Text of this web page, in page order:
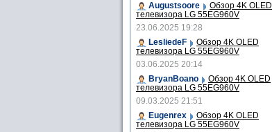
Augustsoore
Обзор 4K OLED
телевизора LG 55EG960V
23.06.2025 19:28
LesliedeF
Обзор 4K OLED
телевизора LG 55EG960V
03.06.2025 20:14
BryanBoano
Обзор 4K OLED
телевизора LG 55EG960V
09.03.2025 21:51
Eugenrex
Обзор 4K OLED
телевизора LG 55EG960V